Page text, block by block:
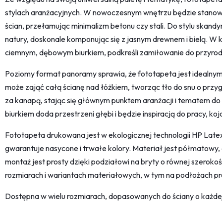
stylach aranżacyjnych. W nowoczesnym wnętrzu będzie
ścian, przełamując minimalizm betonu czy stali. Do stylu
natury, doskonale komponując się z jasnym drewnem i bielą.
ciemnym, dębowym biurkiem, podkreśli zamiłowanie do
Poziomy format panoramy sprawia, że fototapeta jest
może zająć całą ścianę nad łóżkiem, tworząc tło do snu o
za kanapą, stając się głównym punktem aranżacji i tematem
biurkiem doda przestrzeni głębi i będzie inspiracją do pracy,
Fototapeta drukowana jest w ekologicznej technologii HP
gwarantuje nasycone i trwałe kolory. Materiał jest
montaż jest prosty dzięki podziałowi na bryty o równej
rozmiarach i wariantach materiałowych, w tym na podłożach
Dostępna w wielu rozmiarach, dopasowanych do ściany o